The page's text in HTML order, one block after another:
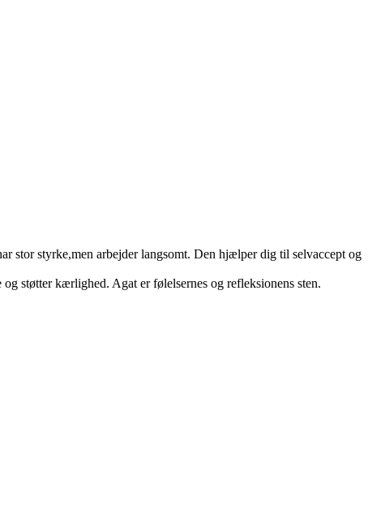
stor styrke,men arbejder langsomt. Den hjælper dig til selvaccept og
støtter kærlighed. Agat er følelsernes og refleksionens sten.